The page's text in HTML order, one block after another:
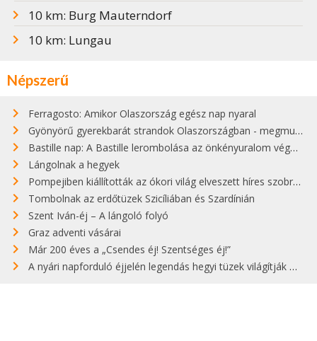
10 km: Burg Mauterndorf
10 km: Lungau
Népszerű
Ferragosto: Amikor Olaszország egész nap nyaral
Gyönyörű gyerekbarát strandok Olaszországban - megmutatjuk a 15 legjobbat
Bastille nap: A Bastille lerombolása az önkényuralom végét jelentette
Lángolnak a hegyek
Pompejiben kiállították az ókori világ elveszett híres szobrának másolatát
Tombolnak az erdőtüzek Szicíliában és Szardínián
Szent Iván-éj – A lángoló folyó
Graz adventi vásárai
Már 200 éves a „Csendes éj! Szentséges éj!”
A nyári napforduló éjjelén legendás hegyi tüzek világítják meg Zugspitzét